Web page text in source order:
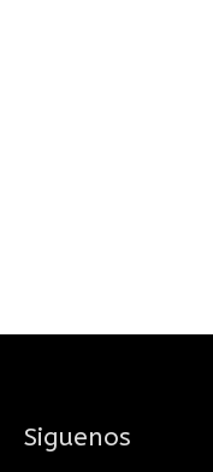
Siguenos